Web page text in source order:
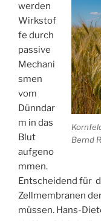
Bernd
werden
Wirkstof
fe durch
passive
Mechani
smen
vom
Dünndar
m in das
Blut
aufgeno
mmen.
Entscheidend für
Zellmembranen
müssen. Hans-